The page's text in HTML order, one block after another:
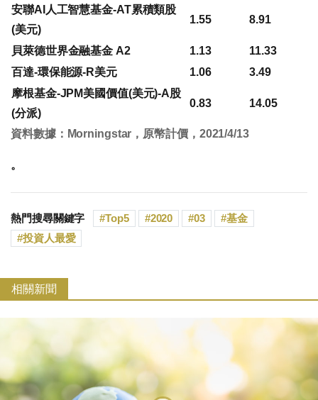
安聯AI人工智慧基金-AT累積類股
(美元)
1.55 8.91
貝萊德世界金融基金 A2 1.13
11.33
百達-環保能源-R美元
1.06
3.49
摩根基金-JPM美國價值(美元)-A股
(分派)
0.83 14.05
資料數據：Morningstar，原幣計價，2021/4/13
。
熱門搜尋關鍵字 Top5 2020 03
基金
投資人最愛
相關新聞